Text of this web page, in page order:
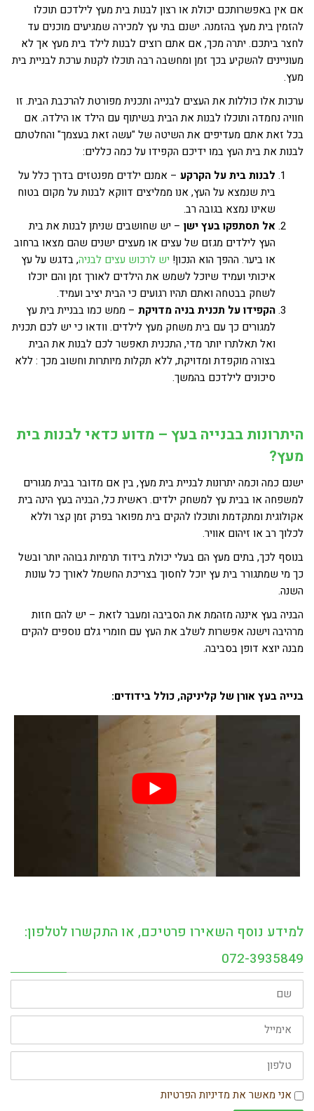
אם אין באפשרותכם יכולת או רצון לבנות בית מעץ לילדכם תוכלו
להזמין בית מעץ בהזמנה. ישנם בתי עץ למכירה שמגיעים מוכנים עד
לחצר ביתכם. יתרה מכך, אם אתם רוצים לבנות לילד בית מעץ אך לא
מעוניינים להשקיע בכך זמן ומחשבה רבה תוכלו לקנות ערכת לבניית בית
מעץ.
ערכות אלו כוללות את העצים לבנייה ותכנית מפורטת להרכבת הבית. זו
חוויה נחמדה ותוכלו לבנות את הבית בשיתוף עם הילד או הילדה. אם
בכל זאת אתם מעדיפים את השיטה של "עשה זאת בעצמך" והחלטתם
לבנות את בית העץ במו ידיכם הקפידו על כמה כללים:
לבנות בית על הקרקע – אמנם ילדים מפנטזים בדרך כלל על
בית שנמצא על העץ, אנו ממליצים דווקא לבנות על מקום בטוח
שאינו נמצא בגובה רב.
אל תסתפקו בעץ ישן – יש שחושבים שניתן לבנות את בית
העץ לילדים מגזם של עצים או מעצים ישנים שהם מצאו ברחוב
או ביער. ההפך הוא הנכון! יש לרכוש עצים לבניה, בדגש על עץ
איכותי ועמיד שיוכל לשמש את הילדים לאורך זמן והם יוכלו
לשחק בבטחה ואתם תהיו רגועים כי הבית יציב ועמיד.
הקפידו על תכנית בניה מדויקת – ממש כמו בבניית בית עץ
למגורים כך עם בית משחק מעץ לילדים. וודאו כי יש לכם תכנית
ואל תאלתרו יותר מדי, התכנית תאפשר לכם לבנות את הבית
בצורה מוקפדת ומדויקת, ללא תקלות מיותרות וחשוב מכך : ללא
סיכונים לילדכם בהמשך.
היתרונות בבנייה בעץ – מדוע כדאי לבנות בית
מעץ?
ישנם כמה וכמה יתרונות לבניית בית מעץ, בין אם מדובר בבית מגורים
למשפחה או בבית עץ למשחק ילדים. ראשית כל, הבניה בעץ הינה בית
אקולוגית ומתקדמת ותוכלו להקים בית מפואר בפרק זמן קצר וללא
לכלוך רב או זיהום אוויר.
בנוסף לכך, בתים מעץ הם בעלי יכולת בידוד תרמיות גבוהה יותר ובשל
כך מי שמתגורר בית עץ יוכל לחסוך בצריכת החשמל לאורך כל עונות
השנה.
הבניה בעץ איננה מזהמת את הסביבה ומעבר לזאת – יש להם חזות
מרהיבה וישנה אפשרות לשלב את העץ עם חומרי גלם נוספים להקים
מבנה יוצא דופן בסביבה.
בנייה בעץ אורן של קליניקה, כולל בידודים:
למידע נוסף השאירו פרטיכם, או התקשרו לטלפון:
072-3935849
שם
אימייל
טלפון
הסכמה
אני מאשר את מדיניות הפרטיות